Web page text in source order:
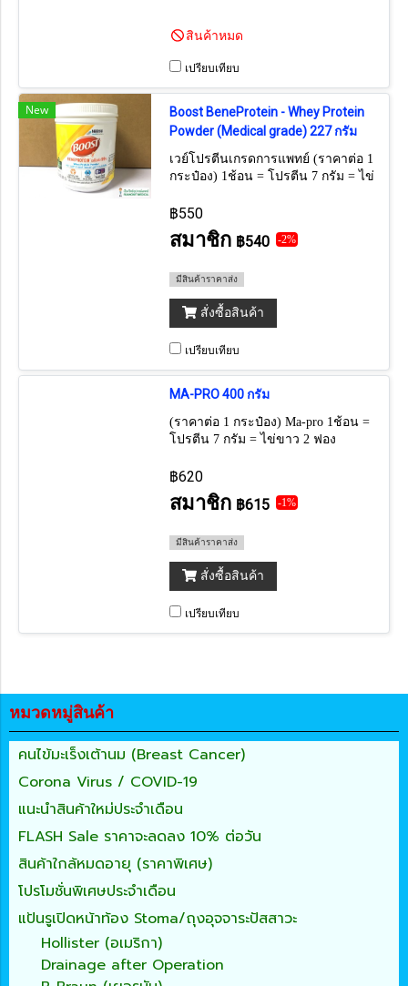
สินค้าหมด
เปรียบเทียบ
New
Boost BeneProtein - Whey Protein
Powder (Medical grade) 227 กรัม
เวย์โปรตีนเกรดการแพทย์ (ราคาต่อ 1
กระป๋อง) 1ช้อน = โปรตีน 7 กรัม = ไข่
฿550
สมาชิก ฿540 -2%
มีสินค้าราคาส่ง
สั่งซื้อสินค้า
เปรียบเทียบ
MA-PRO 400 กรัม
(ราคาต่อ 1 กระป๋อง) Ma-pro 1ช้อน =
โปรตีน 7 กรัม = ไข่ขาว 2 ฟอง
฿620
สมาชิก ฿615 -1%
มีสินค้าราคาส่ง
สั่งซื้อสินค้า
เปรียบเทียบ
หมวดหมู่สินค้า
คนไข้มะเร็งเต้านม (Breast Cancer)
Corona Virus / COVID-19
แนะนำสินค้าใหม่ประจำเดือน
FLASH Sale ราคาจะลดลง 10% ต่อวัน
สินค้าใกล้หมดอายุ (ราคาพิเศษ)
โปรโมชั่นพิเศษประจำเดือน
แป้นรูเปิดหน้าท้อง Stoma/ถุงอุจจาระปัสสาวะ
Hollister (อเมริกา)
Drainage after Operation